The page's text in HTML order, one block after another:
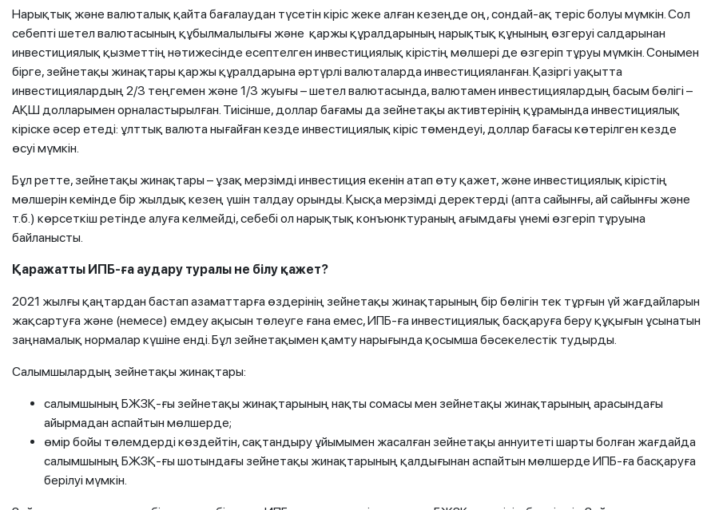
Нарықтық және валюталық қайта бағалаудан түсетін кіріс жеке алған кезеңде оң, сондай-ақ теріс болуы мүмкін. Сол
себепті шетел валютасының құбылмалылығы және қаржы құралдарының нарықтық құнының өзгеруі салдарынан
инвестициялық қызметтің нәтижесінде есептелген инвестициялық кірістің мөлшері де өзгеріп тұруы мүмкін. Сонымен
бірге, зейнетақы жинақтары қаржы құралдарына әртүрлі валюталарда инвестицияланған. Қазіргі уақытта
инвестициялардың 2/3 теңгемен және 1/3 жуығы – шетел валютасында, валютамен инвестициялардың басым бөлігі –
АҚШ долларымен орналастырылған. Тиісінше, доллар бағамы да зейнетақы активтерінің құрамында инвестициялық
кіріске әсер етеді: ұлттық валюта нығайған кезде инвестициялық кіріс төмендеуі, доллар бағасы көтерілген кезде
өсуі мүмкін.
Бұл ретте, зейнетақы жинақтары – ұзақ мерзімді инвестиция екенін атап өту қажет, және инвестициялық кірістің
мөлшерін кемінде бір жылдық кезең үшін талдау орынды. Қысқа мерзімді деректерді (апта сайынғы, ай сайынғы және
т.б.) көрсеткіш ретінде алуға келмейді, себебі ол нарықтық конъюнктураның ағымдағы үнемі өзгеріп тұруына
байланысты.
Қаражатты ИПБ-ға аудару туралы не білу қажет?
2021 жылғы қаңтардан бастап азаматтарға өздерінің зейнетақы жинақтарының бір бөлігін тек тұрғын үй жағдайларын
жақсартуға және (немесе) емдеу ақысын төлеуге ғана емес, ИПБ-ға инвестициялық басқаруға беру құқығын ұсынатын
заңнамалық нормалар күшіне енді. Бұл зейнетақымен қамту нарығында қосымша бәсекелестік тудырды.
Салымшылардың зейнетақы жинақтары:
салымшының БЖЗҚ-ғы зейнетақы жинақтарының нақты сомасы мен зейнетақы жинақтарының арасындағы
айырмадан аспайтын мөлшерде;
өмір бойы төлемдерді көздейтін, сақтандыру ұйымымен жасалған зейнетақы аннуитеті шарты болған жағдайда
салымшының БЖЗҚ-ғы шотындағы зейнетақы жинақтарының қалдығынан аспайтын мөлшерде ИПБ-ға басқаруға
берілуі мүмкін.